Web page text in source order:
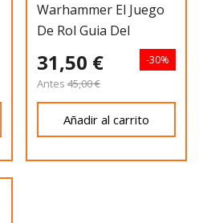
Warhammer El Juego
De Rol Guia Del
31,50 €
Antes 45,00 €
-30%
Añadir al carrito